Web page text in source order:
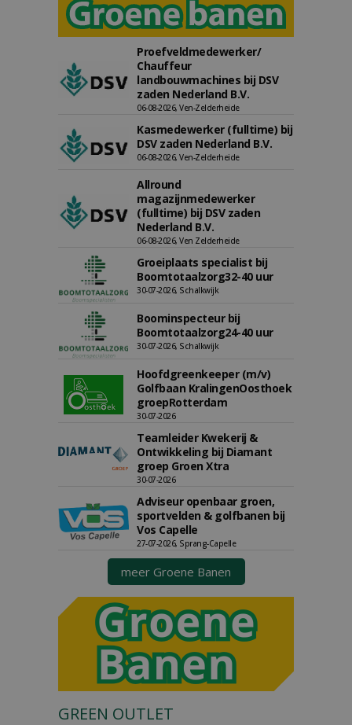
Proefveldmedewerker/
Chauffeur
landbouwmachines bij DSV
zaden Nederland B.V.
06-08-2026, Ven-Zelderheide
Kasmedewerker (fulltime) bij
DSV zaden Nederland B.V.
06-08-2026, Ven-Zelderheide
Allround
magazijnmedewerker
(fulltime) bij DSV zaden
Nederland B.V.
06-08-2026, Ven Zelderheide
Groeiplaats specialist bij
Boomtotaalzorg32-40 uur
30-07-2026, Schalkwijk
Boominspecteur bij
Boomtotaalzorg24-40 uur
30-07-2026, Schalkwijk
Hoofdgreenkeeper (m/v)
Golfbaan KralingenOosthoek
groepRotterdam
30-07-2026
Teamleider Kwekerij &
Ontwikkeling bij Diamant
groep Groen Xtra
30-07-2026
Adviseur openbaar groen,
sportvelden & golfbanen bij
Vos Capelle
27-07-2026, Sprang-Capelle
meer Groene Banen
GREEN OUTLET